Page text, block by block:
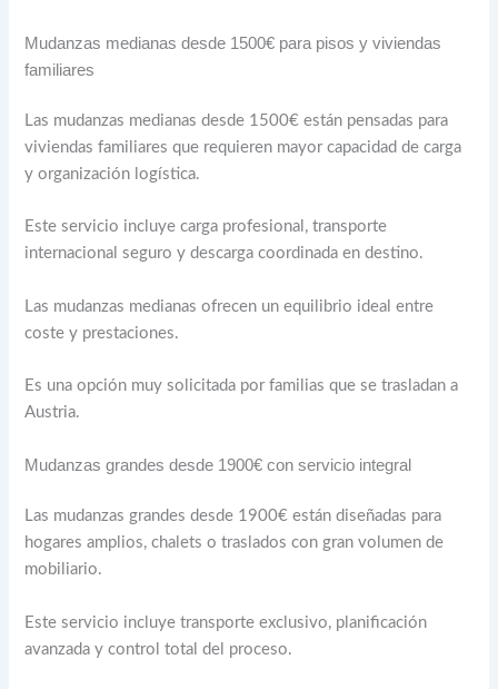
Mudanzas medianas desde 1500€ para pisos y viviendas
familiares
Las mudanzas medianas desde 1500€ están pensadas para
viviendas familiares que requieren mayor capacidad de carga
y organización logística.
Este servicio incluye carga profesional, transporte
internacional seguro y descarga coordinada en destino.
Las mudanzas medianas ofrecen un equilibrio ideal entre
coste y prestaciones.
Es una opción muy solicitada por familias que se trasladan a
Austria.
Mudanzas grandes desde 1900€ con servicio integral
Las mudanzas grandes desde 1900€ están diseñadas para
hogares amplios, chalets o traslados con gran volumen de
mobiliario.
Este servicio incluye transporte exclusivo, planificación
avanzada y control total del proceso.